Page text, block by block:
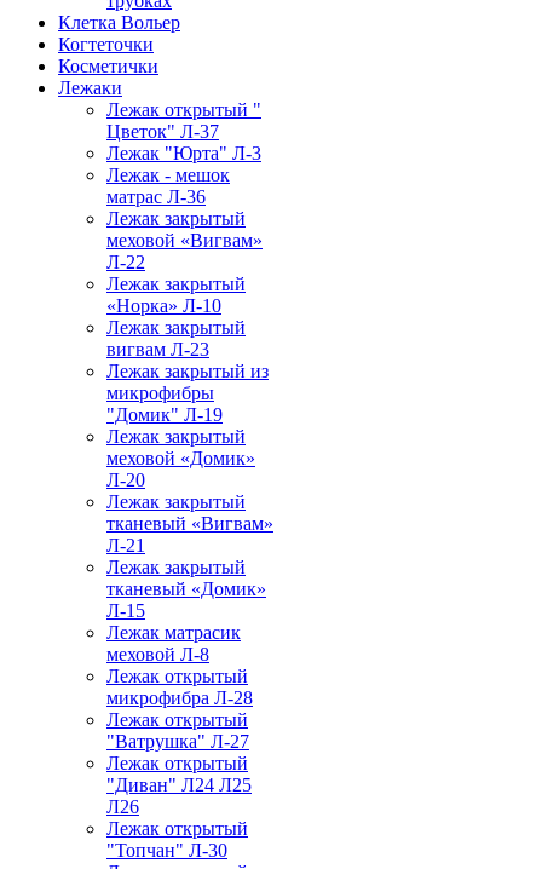
Клетка Вольер
Когтеточки
Косметички
Лежаки
Лежак открытый "
Цветок" Л-37
Лежак "Юрта" Л-3
Лежак - мешок
матрас Л-36
Лежак закрытый
меховой «Вигвам»
Л-22
Лежак закрытый
«Норка» Л-10
Лежак закрытый
вигвам Л-23
Лежак закрытый из
микрофибры
"Домик" Л-19
Лежак закрытый
меховой «Домик»
Л-20
Лежак закрытый
тканевый «Вигвам»
Л-21
Лежак закрытый
тканевый «Домик»
Л-15
Лежак матрасик
меховой Л-8
Лежак открытый
микрофибра Л-28
Лежак открытый
"Ватрушка" Л-27
Лежак открытый
"Диван" Л24 Л25
Л26
Лежак открытый
"Топчан" Л-30